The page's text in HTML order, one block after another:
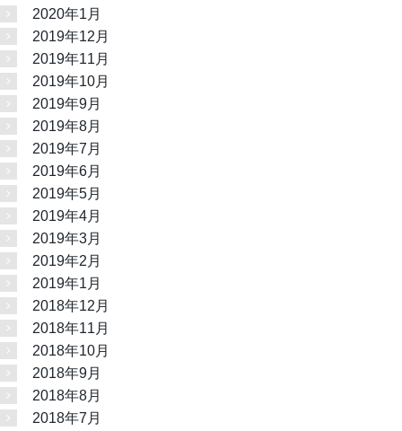
2020年1月
2019年12月
2019年11月
2019年10月
2019年9月
2019年8月
2019年7月
2019年6月
2019年5月
2019年4月
2019年3月
2019年2月
2019年1月
2018年12月
2018年11月
2018年10月
2018年9月
2018年8月
2018年7月